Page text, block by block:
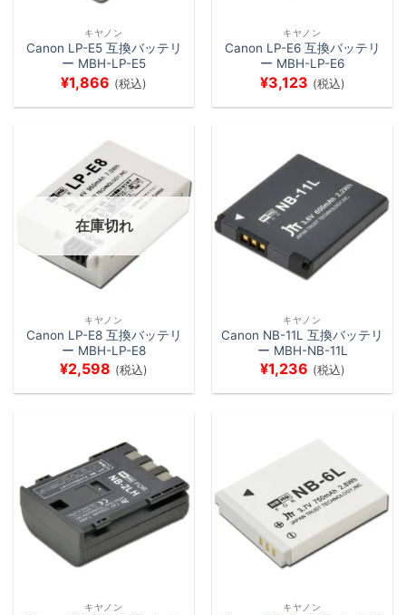
キヤノン
Canon LP-E5 互換バッテリ
ー MBH-LP-E5
¥1,866 (税込)
キヤノン
Canon LP-E6 互換バッテリ
ー MBH-LP-E6
¥3,123 (税込)
在庫切れ
キヤノン
Canon LP-E8 互換バッテリ
ー MBH-LP-E8
¥2,598 (税込)
キヤノン
Canon NB-11L 互換バッテリ
ー MBH-NB-11L
¥1,236 (税込)
キヤノン キヤノン